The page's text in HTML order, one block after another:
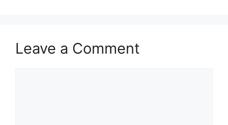
Leave a Comment